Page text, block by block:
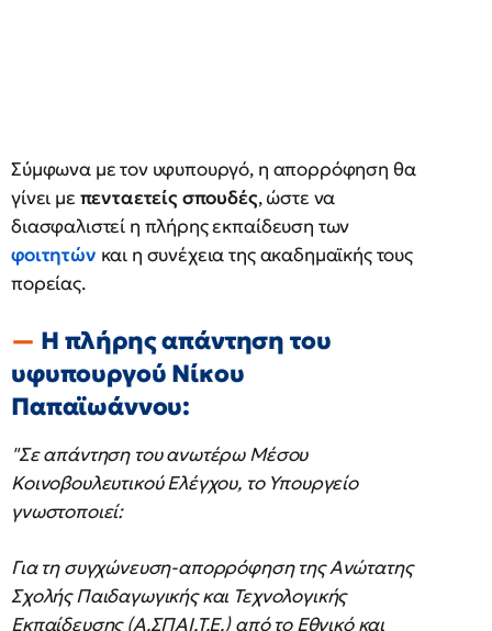
Σύμφωνα με τον υφυπουργό, η απορρόφηση θα
γίνει με πενταετείς σπουδές, ώστε να
διασφαλιστεί η πλήρης εκπαίδευση των
φοιτητών και η συνέχεια της ακαδημαϊκής τους
πορείας.
Η πλήρης απάντηση του
υφυπουργού Νίκου
Παπαϊωάννου:
"Σε απάντηση του ανωτέρω Μέσου
Κοινοβουλευτικού Ελέγχου, το Υπουργείο
γνωστοποιεί:
Για τη συγχώνευση-απορρόφηση της Ανώτατης
Σχολής Παιδαγωγικής και Τεχνολογικής
Εκπαίδευσης (Α.ΣΠΑΙ.Τ.Ε.) από το Εθνικό και